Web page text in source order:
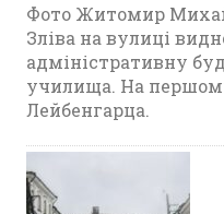
Фото Житомир
Зліва на вулиці
адміністративну
училища. На
Лейбенгарца.